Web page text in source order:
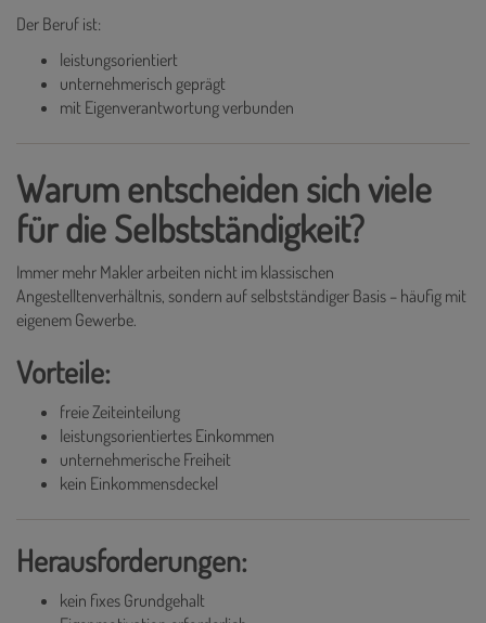
Der Beruf ist:
leistungsorientiert
unternehmerisch geprägt
mit Eigenverantwortung verbunden
Warum entscheiden sich viele
für die Selbstständigkeit?
Immer mehr Makler arbeiten nicht im klassischen
Angestelltenverhältnis, sondern auf selbstständiger Basis – häufig mit
eigenem Gewerbe.
Vorteile:
freie Zeiteinteilung
leistungsorientiertes Einkommen
unternehmerische Freiheit
kein Einkommensdeckel
Herausforderungen:
kein fixes Grundgehalt